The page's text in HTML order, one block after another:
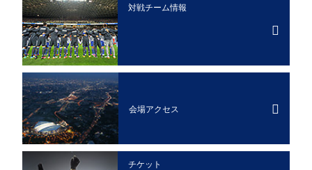
対戦チーム情報
会場アクセス
チケット